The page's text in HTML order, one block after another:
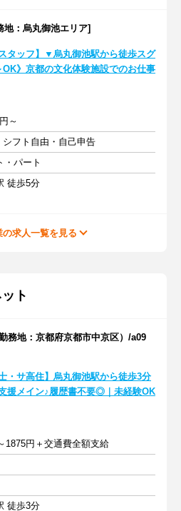
：烏丸御池エリア]
スタッフ】▼烏丸御池駅から徒歩スグ
OK》京都の文化体験施設でのお仕事
～
シフト自由・自己申告
・パート
徒歩5分
の求人一覧を見る
ト
務地：京都府京都市中京区）/a09
士・サ高住】烏丸御池駅から徒歩3分
援メイン♪履歴書不要◎｜未経験OK
1875円＋交通費全額支給
徒歩3分